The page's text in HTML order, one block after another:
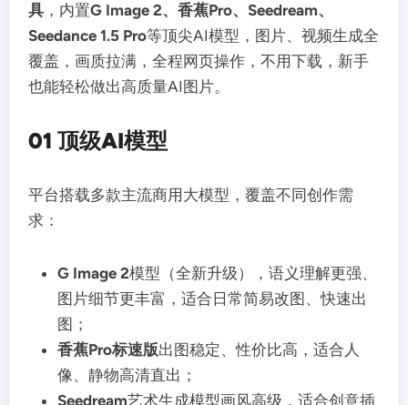
具 ，内置G Image 2、香蕉Pro、Seedream、
Seedance 1.5 Pro等顶尖AI模型，图片、视频生成全
覆盖，画质拉满，全程网页操作，不用下载，新手
也能轻松做出高质量AI图片。
01 顶级AI模型
平台搭载多款主流商用大模型，覆盖不同创作需
求：
G Image 2模型（全新升级），语义理解更强、
图片细节更丰富，适合日常简易改图、快速出
图；
香蕉Pro标速版出图稳定、性价比高，适合人
像、静物高清直出；
Seedream艺术生成模型画风高级，适合创意插